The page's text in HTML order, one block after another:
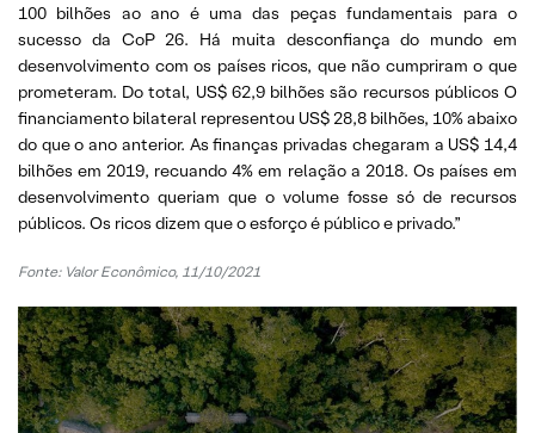
100 bilhões ao ano é uma das peças fundamentais para o
sucesso da CoP 26. Há muita desconfiança do mundo em
desenvolvimento com os países ricos, que não cumpriram o que
prometeram. Do total, US$ 62,9 bilhões são recursos públicos O
financiamento bilateral representou US$ 28,8 bilhões, 10% abaixo
do que o ano anterior. As finanças privadas chegaram a US$ 14,4
bilhões em 2019, recuando 4% em relação a 2018. Os países em
desenvolvimento queriam que o volume fosse só de recursos
públicos. Os ricos dizem que o esforço é público e privado.”
Fonte: Valor Econômico, 11/10/2021